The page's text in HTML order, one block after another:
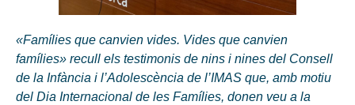
«Famílies que canvien vides. Vides que canvien
famílies» recull els testimonis de nins i nines del Consell
de la Infància i l’Adolescència de l’IMAS que, amb motiu
del Dia Internacional de les Famílies, donen veu a la